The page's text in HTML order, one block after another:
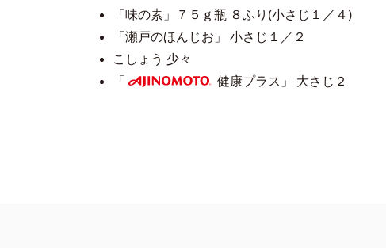
「味の素」７５ｇ瓶 ８ふり(小さじ１／４)
「瀬戸のほんじお」 小さじ１／２
こしょう 少々
「
健康プラス」 大さじ２